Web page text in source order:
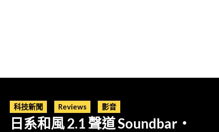
科技新聞 Reviews 影音
日系和風 2.1 聲道 Soundbar・